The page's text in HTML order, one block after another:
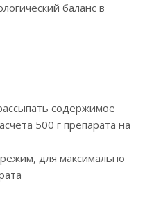
баланс в
содержимое
500 г препарата на
для максимально